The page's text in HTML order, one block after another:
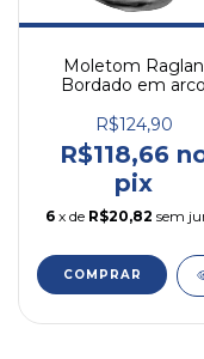
Moletom Raglan
Bordado em arco
R$124,90
R$118,66
pix
6 x de R$20,82 sem
COMPRAR